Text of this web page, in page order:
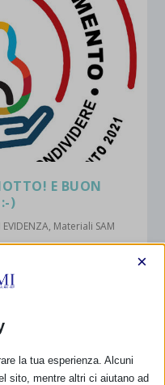
E BUON
)
EVIDENZA, Materiali SAM
anni fa...
×
la tua esperienza. Alcuni
sito, mentre altri ci aiutano ad